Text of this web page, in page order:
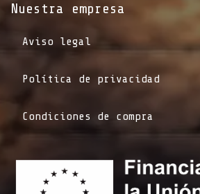
Nuestra empresa
Aviso legal
Política de privacidad
Condiciones de compra